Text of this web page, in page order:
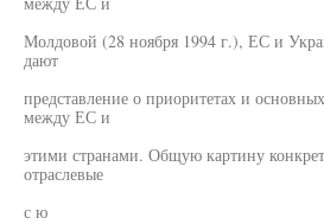
Молдовой (28 ноября 1994 г.), ЕС и
дают
представление о приоритетах и
между ЕС и
этими странами. Общую картину
отраслевые
с ю